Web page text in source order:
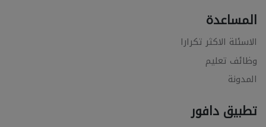
المساعدة
الاسئلة الاكثر تكرارا
وظائف تعليم
المدونة
تطبيق دافور